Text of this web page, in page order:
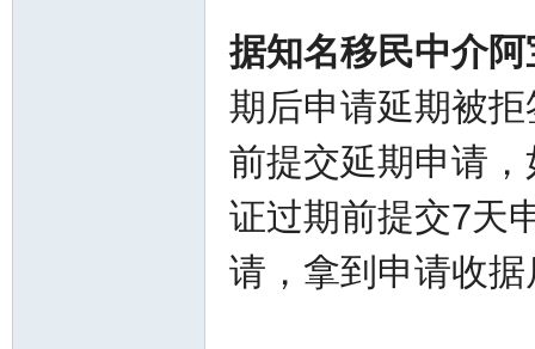
据知名移民中介
期后申请延期被
前提交延期申请
证过期前提交7天
请，拿到申请收